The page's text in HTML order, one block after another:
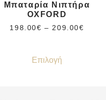
Μπαταρία Νιπτήρα
OXFORD
198.00€ – 209.00€
Επιλογή